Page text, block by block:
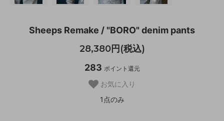
Sheeps Remake / "BORO" denim pants
28,380円(税込)
283 ポイント還元
お気に入り
1点のみ